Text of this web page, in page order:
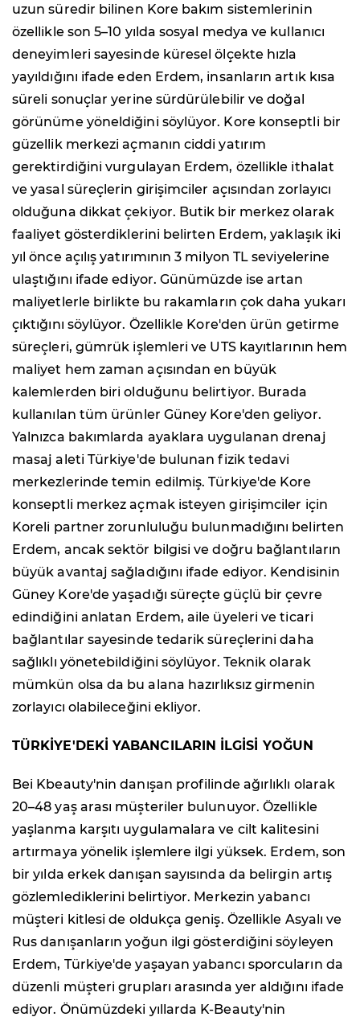
uzun süredir bilinen Kore bakım sistemlerinin
özellikle son 5–10 yılda sosyal medya ve kullanıcı
deneyimleri sayesinde küresel ölçekte hızla
yayıldığını ifade eden Erdem, insanların artık kısa
süreli sonuçlar yerine sürdürülebilir ve doğal
görünüme yöneldiğini söylüyor. Kore konseptli bir
güzellik merkezi açmanın ciddi yatırım
gerektirdiğini vurgulayan Erdem, özellikle ithalat
ve yasal süreçlerin girişimciler açısından zorlayıcı
olduğuna dikkat çekiyor. Butik bir merkez olarak
faaliyet gösterdiklerini belirten Erdem, yaklaşık iki
yıl önce açılış yatırımının 3 milyon TL seviyelerine
ulaştığını ifade ediyor. Günümüzde ise artan
maliyetlerle birlikte bu rakamların çok daha yukarı
çıktığını söylüyor. Özellikle Kore'den ürün getirme
süreçleri, gümrük işlemleri ve UTS kayıtlarının hem
maliyet hem zaman açısından en büyük
kalemlerden biri olduğunu belirtiyor. Burada
kullanılan tüm ürünler Güney Kore'den geliyor.
Yalnızca bakımlarda ayaklara uygulanan drenaj
masaj aleti Türkiye'de bulunan fizik tedavi
merkezlerinde temin edilmiş. Türkiye'de Kore
konseptli merkez açmak isteyen girişimciler için
Koreli partner zorunluluğu bulunmadığını belirten
Erdem, ancak sektör bilgisi ve doğru bağlantıların
büyük avantaj sağladığını ifade ediyor. Kendisinin
Güney Kore'de yaşadığı süreçte güçlü bir çevre
edindiğini anlatan Erdem, aile üyeleri ve ticari
bağlantılar sayesinde tedarik süreçlerini daha
sağlıklı yönetebildiğini söylüyor. Teknik olarak
mümkün olsa da bu alana hazırlıksız girmenin
zorlayıcı olabileceğini ekliyor.
TÜRKİYE'DEKİ YABANCILARIN İLGİSİ YOĞUN
Bei Kbeauty'nin danışan profilinde ağırlıklı olarak
20–48 yaş arası müşteriler bulunuyor. Özellikle
yaşlanma karşıtı uygulamalara ve cilt kalitesini
artırmaya yönelik işlemlere ilgi yüksek. Erdem, son
bir yılda erkek danışan sayısında da belirgin artış
gözlemlediklerini belirtiyor. Merkezin yabancı
müşteri kitlesi de oldukça geniş. Özellikle Asyalı ve
Rus danışanların yoğun ilgi gösterdiğini söyleyen
Erdem, Türkiye'de yaşayan yabancı sporcuların da
düzenli müşteri grupları arasında yer aldığını ifade
ediyor. Önümüzdeki yıllarda K-Beauty'nin